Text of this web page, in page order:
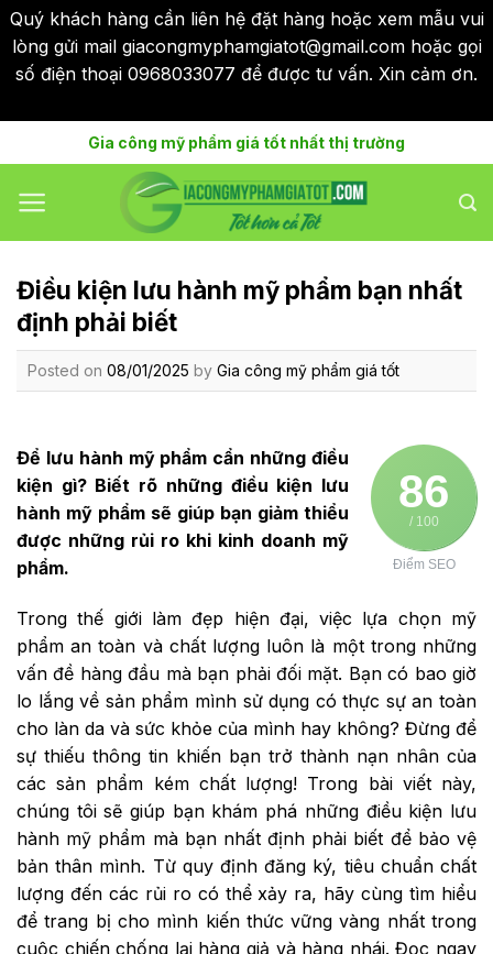
Quý khách hàng cần liên hệ đặt hàng hoặc xem mẫu vui
lòng gửi mail giacongmyphamgiatot@gmail.com hoặc gọi
số điện thoại 0968033077 để được tư vấn. Xin cảm ơn.
to
content
Gia công mỹ phẩm giá tốt nhất thị trường
Điều kiện lưu hành mỹ phẩm bạn nhất
định phải biết
Posted on 08/01/2025 by Gia công mỹ phẩm giá tốt
86
/ 100
Điểm SEO
Để lưu hành mỹ phẩm cẩn những điều
kiện gì? Biết rõ những điều kiện lưu
hành mỹ phẩm sẽ giúp bạn giảm thiểu
được những rủi ro khi kinh doanh mỹ
phẩm.
Trong thế giới làm đẹp hiện đại, việc lựa chọn mỹ
phẩm an toàn và chất lượng luôn là một trong những
vấn đề hàng đầu mà bạn phải đối mặt. Bạn có bao giờ
lo lắng về sản phẩm mình sử dụng có thực sự an toàn
cho làn da và sức khỏe của mình hay không? Đừng để
sự thiếu thông tin khiến bạn trở thành nạn nhân của
các sản phẩm kém chất lượng! Trong bài viết này,
chúng tôi sẽ giúp bạn khám phá những điều kiện lưu
hành mỹ phẩm mà bạn nhất định phải biết để bảo vệ
bản thân mình. Từ quy định đăng ký, tiêu chuẩn chất
lượng đến các rủi ro có thể xảy ra, hãy cùng tìm hiểu
để trang bị cho mình kiến thức vững vàng nhất trong
cuộc chiến chống lại hàng giả và hàng nhái. Đọc ngay